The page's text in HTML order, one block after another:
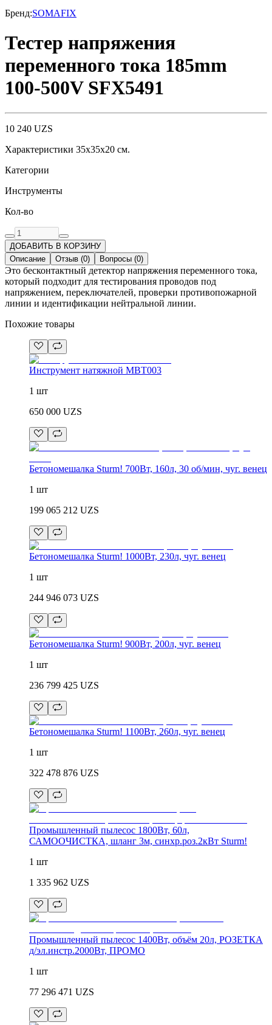
Бренд:SOMAFIX
Тестер напряжения
переменного тока 185mm
100-500V SFX5491
10 240 UZS
Характеристики 35x35x20 см.
Категории
Инструменты
Кол-во
ДОБАВИТЬ В КОРЗИНУ
Описание
Отзыв (0) Вопросы (0)
Это бесконтактный детектор напряжения переменного тока,
который подходит для тестирования проводов под
напряжением, переключателей, проверки противопожарной
линии и идентификации нейтральной линии.
Похожие товары
Инструмент натяжной MBT003
1 шт
650 000 UZS
Бетономешалка Sturm! 700Вт, 160л, 30 об/мин, чуг. венец
1 шт
199 065 212 UZS
Бетономешалка Sturm! 1000Вт, 230л, чуг. венец
1 шт
244 946 073 UZS
Бетономешалка Sturm! 900Вт, 200л, чуг. венец
1 шт
236 799 425 UZS
Бетономешалка Sturm! 1100Вт, 260л, чуг. венец
1 шт
322 478 876 UZS
Промышленный пылесос 1800Вт, 60л,
САМООЧИСТКА, шланг 3м, синхр.роз.2кВт Sturm!
1 шт
1 335 962 UZS
Промышленный пылесос 1400Вт, объём 20л, РОЗЕТКА
д/эл.инстр.2000Вт, ПРОМО
1 шт
77 296 471 UZS